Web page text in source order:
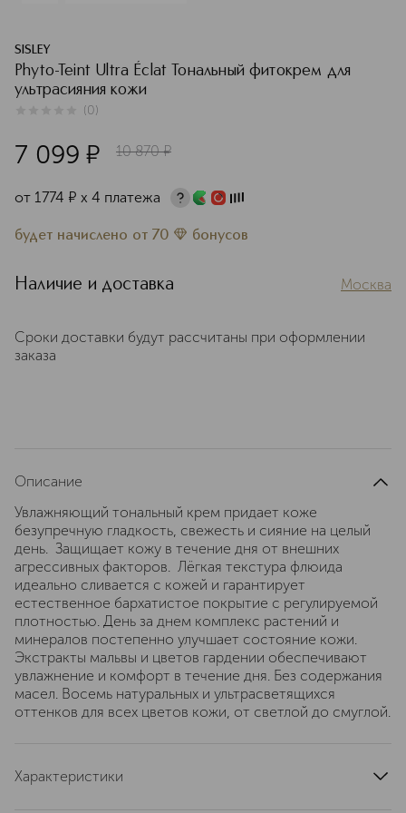
SISLEY
Phyto-Teint Ultra Éclat Тональный фитокрем для
ультрасияния кожи
(0)
7 099 ¤ 10 870 ¤
от 1774 ¤ х 4 платежа
будет начислено от 70 бонусов
Наличие и доставка Москва
Сроки доставки будут рассчитаны при оформлении
заказа
Описание
Увлажняющий тональный крем придает коже
безупречную гладкость, свежесть и сияние на целый
день. Защищает кожу в течение дня от внешних
агрессивных факторов. Лёгкая текстура флюида
идеально сливается с кожей и гарантирует
естественное бархатистое покрытие с регулируемой
плотностью. День за днем комплекс растений и
минералов постепенно улучшает состояние кожи.
Экстракты мальвы и цветов гардении обеспечивают
увлажнение и комфорт в течение дня. Без содержания
масел. Восемь натуральных и ультрасветящихся
оттенков для всех цветов кожи, от светлой до смуглой.
Характеристики